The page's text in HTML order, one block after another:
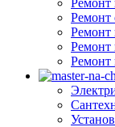
Ремонт
Ремонт
Ремонт
Ремонт